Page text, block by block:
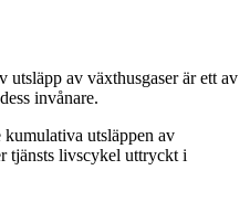
utsläpp av växthusgaser är ett av
invånare.
utsläppen av
tjänsts livscykel uttryckt i